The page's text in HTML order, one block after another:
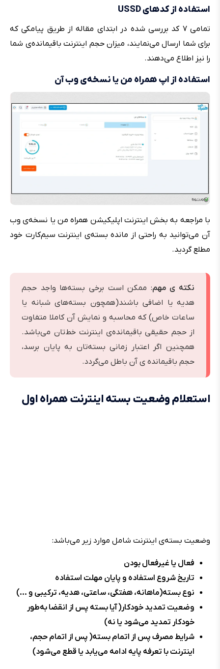
استفاده از کدهای USSD
تمامی ۷ کد بررسی شده در ابتدای مقاله از طریق پیامکی که
برای شما ارسال می‌نمایند، میزان حجم اینترنت باقیمانده‌ی شما
را نیز اطلاع می‌دهند.
استفاده از اپ همراه من یا نسخه‌ی وب آن
با مراجعه به بخش اینترنت اپلیکیشن همراه من یا نسخه‌ی وب
آن می‌توانید به راحتی از مانده بسته‌ی اینترنت سیم‌کارت خود
مطلع گردید.
نکته ی مهم: ممکن است برخی بسته‌ها واجد حجم
هدیه یا اضافی باشند(همچون بسته‌های شبانه یا
ساعات خاص) که محاسبه‌ و نمایش آن کاملا متفاوت
از حجم حقیقی باقیمانده‌‌ی اینترنت خط‌تان می‌باشد.
همچنین اگر اعتبار زمانی بسته‌تان به پایان برسد،
حجم باقیمانده ی آن باطل می‌گردد.
استعلام وضعیت بسته اینترنت همراه اول
وضعیت بسته‌ی اینترنت شامل موارد زیر می‌باشد:
فعال یا غیرفعال بودن
تاریخ شروع استفاده و پایان مهلت استفاده
نوع بسته(ماهانه، هفتگی، ساعتی، هدیه، ترکیبی و ...)
وضعیت تمدید خودکار( آیا بسته پس از انقضا به‌طور
خودکار تمدید می‌شود یا نه)
شرایط مصرف پس از اتمام بسته( پس از اتمام حجم،
اینترنت با تعرفه پایه ادامه می‌یابد یا قطع می‌شود)